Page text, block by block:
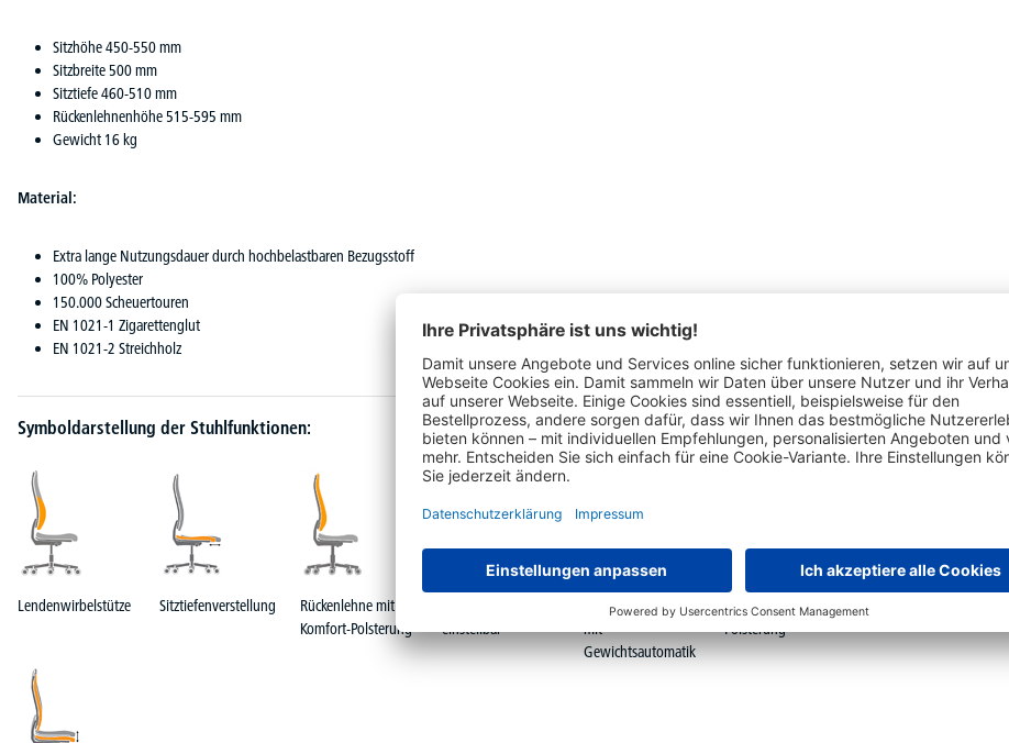
Sitzhöhe 450-550 mm
Sitzbreite 500 mm
Sitztiefe 460-510 mm
Rückenlehnenhöhe 515-595 mm
Gewicht 16 kg
Material:
Extra lange Nutzungsdauer durch hochbelastbaren Bezugsstoff
100% Polyester
150.000 Scheuertouren
EN 1021-1 Zigarettenglut
EN 1021-2 Streichholz
Symboldarstellung der Stuhlfunktionen:
Lendenwirbelstütze Sitztiefenverstellung
Rückenlehne mit
Komfort-Polsterung
einstellbar
Synchron-Mechanik
mit
Gewichtsautomatik
Komfortsitz-
Polsterung